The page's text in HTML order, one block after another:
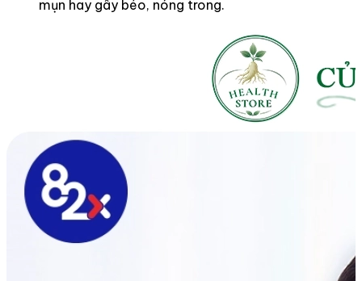
mụn hay gây béo, nóng trong.